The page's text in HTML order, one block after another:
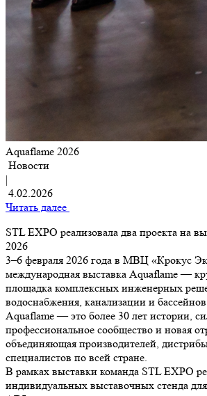
Aquaflame 2026
Новости
|
4.02.2026
Читать далее
STL EXPO реализовала два проекта на
2026
3–6 февраля 2026 года в МВЦ «Крокус
международная выставка Aquaflame —
площадка комплексных инженерных
водоснабжения, канализации и
Aquaflame — это более 30 лет истории,
профессиональное сообщество и новая
объединяющая производителей,
специалистов по всей стране.
В рамках выставки команда STL EXPO
индивидуальных выставочных стенда